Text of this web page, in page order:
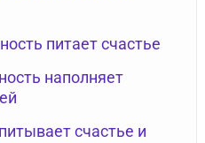
питает счастье
наполняет
счастье и